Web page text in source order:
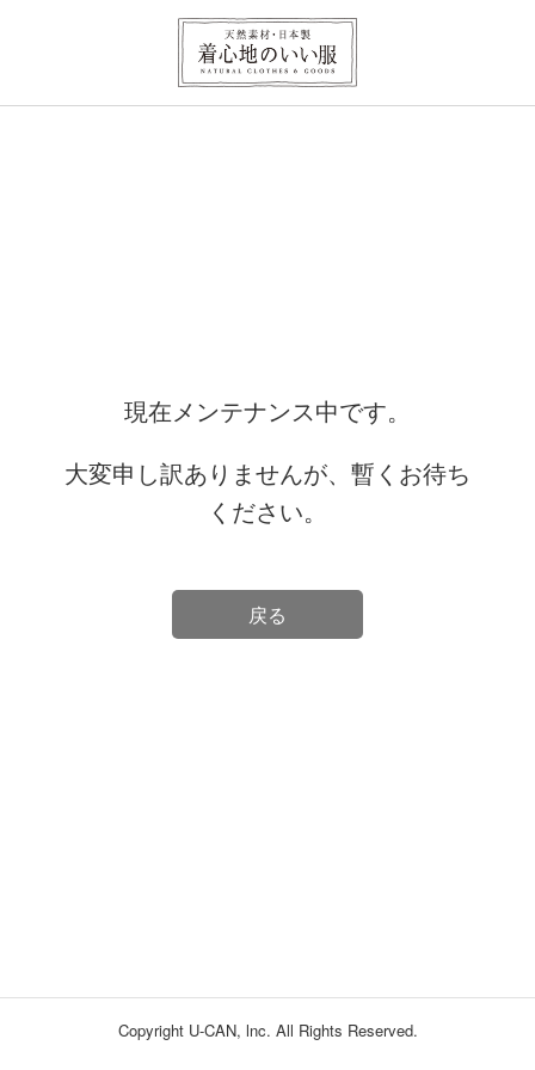
現在メンテナンス中です。
大変申し訳ありませんが、暫くお待ち
ください。
戻る
Copyright U-CAN, lnc. All Rights Reserved.